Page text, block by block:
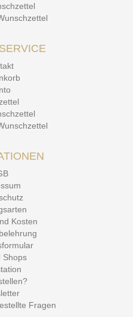
Kosten
Shops
Fragen